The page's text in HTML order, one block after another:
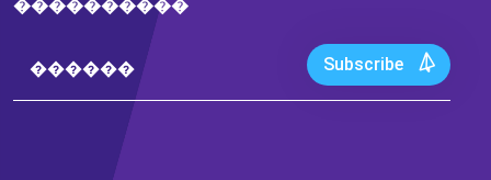
����������
Subscribe